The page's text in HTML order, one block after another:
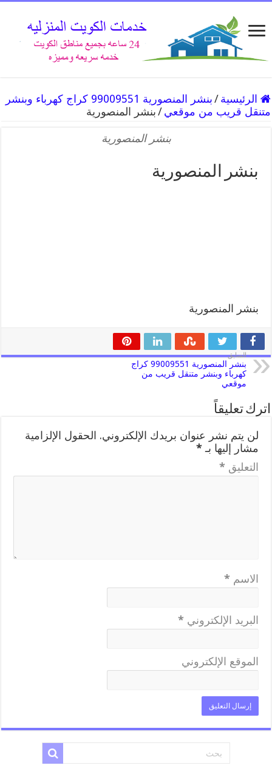
الرئيسية /
بنشر المنصورية 99009551 كراج كهرباء وبنشر
متنقل قريب من موقعي /بنشر المنصورية
بنشر المنصورية
بنشر المنصورية
بنشر المنصورية
السابق
بنشر المنصورية 99009551 كراج
كهرباء وبنشر متنقل قريب من
موقعي
اترك تعليقاً
لن يتم نشر عنوان بريدك الإلكتروني. الحقول الإلزامية
مشار إليها بـ*
التعليق *
الاسم *
البريد الإلكتروني *
الموقع الإلكتروني